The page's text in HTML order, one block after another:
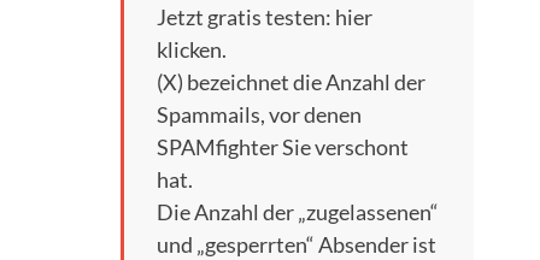
Jetzt gratis testen: hier
klicken.
(X) bezeichnet die Anzahl der
Spammails, vor denen
SPAMfighter Sie verschont
hat.
Die Anzahl der „zugelassenen“
und „gesperrten“ Absender ist